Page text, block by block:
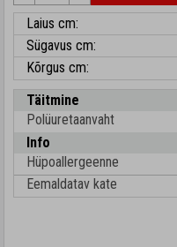
Laius cm:
Sügavus cm:
Kõrgus cm:
Täitmine
Polüuretaanvaht
Info
Hüpoallergeenne
Eemaldatav kate